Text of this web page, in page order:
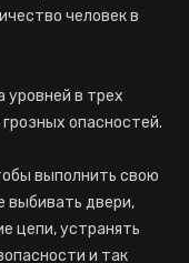
человек в
уровней в трех
опасностей.
выполнить свою
выбивать двери,
цепи, устранять
и так